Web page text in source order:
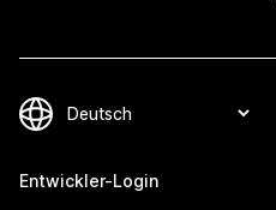
Entwickler-Login